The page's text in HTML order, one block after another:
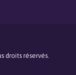
droits réservés.